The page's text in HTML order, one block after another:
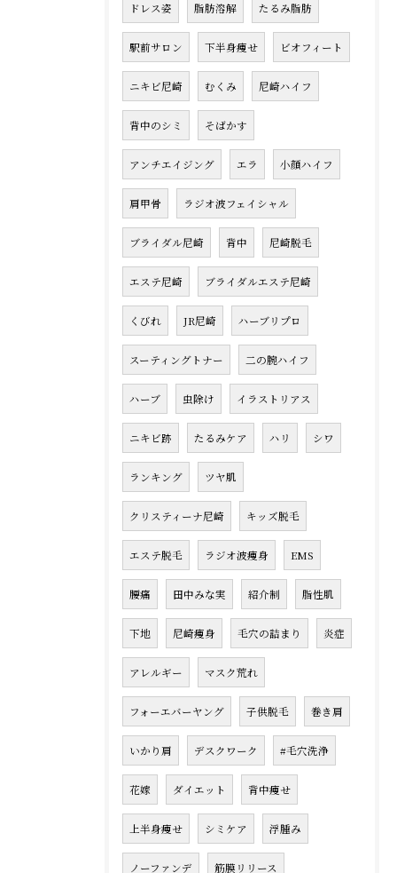
ドレス姿 脂肪溶解 たるみ脂肪
駅前サロン 下半身痩せ ビオフィート
ニキビ尼崎 むくみ 尼崎ハイフ
背中のシミ そばかす
アンチエイジング エラ 小顔ハイフ
肩甲骨 ラジオ波フェイシャル
ブライダル尼崎 背中 尼崎脱毛
エステ尼崎 ブライダルエステ尼崎
くびれ JR尼崎 ハーブリプロ
スーティングトナー 二の腕ハイフ
ハーブ 虫除け イラストリアス
ニキビ跡 たるみケア ハリ シワ
ランキング ツヤ肌
クリスティーナ尼崎 キッズ脱毛
エステ脱毛 ラジオ波痩身 EMS
腰痛 田中みな実 紹介制 脂性肌
下地 尼崎痩身 毛穴の詰まり 炎症
アレルギー マスク荒れ
フォーエバーヤング 子供脱毛 巻き肩
いかり肩 デスクワーク #毛穴洗浄
花嫁 ダイエット 背中痩せ
上半身痩せ シミケア 浮腫み
ノーファンデ 筋膜リリース